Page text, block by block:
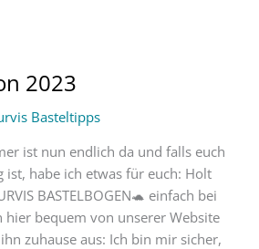
2023
Basteltipps
ist nun endlich da und falls euch
ist, habe ich etwas für euch: Holt
BASTELBOGEN🐢 einfach bei
bequem von unserer Website
zuhause aus: Ich bin mir sicher,